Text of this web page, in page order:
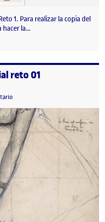
1. Para realizar la copia del
hacer la…
reto 01
11:32 am